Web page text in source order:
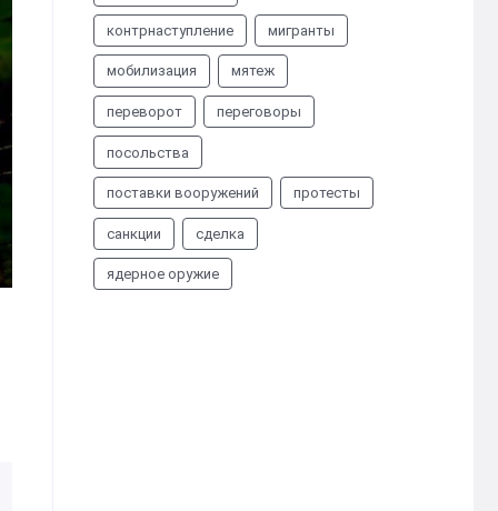
контрнаступление мигранты
мобилизация мятеж
переворот переговоры
посольства
поставки вооружений протесты
санкции сделка
ядерное оружие